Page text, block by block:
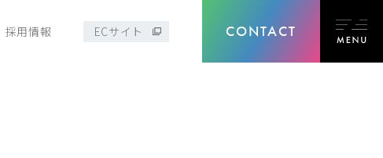
採用情報 ECサイト CONTACT